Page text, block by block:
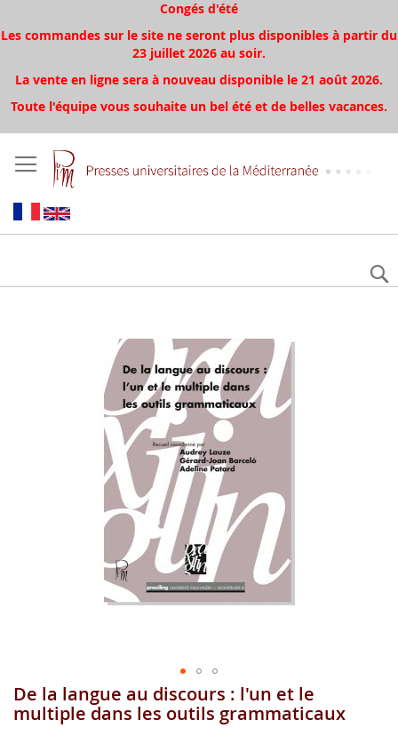
Congés d'été
Les commandes sur le site ne seront plus disponibles à partir du
23 juillet 2026 au soir.
La vente en ligne sera à nouveau disponible le 21 août 2026.
Toute l'équipe vous souhaite un bel été et de belles vacances.
Skip
to
De la langue au discours : l'un et le
multiple dans les outils grammaticaux